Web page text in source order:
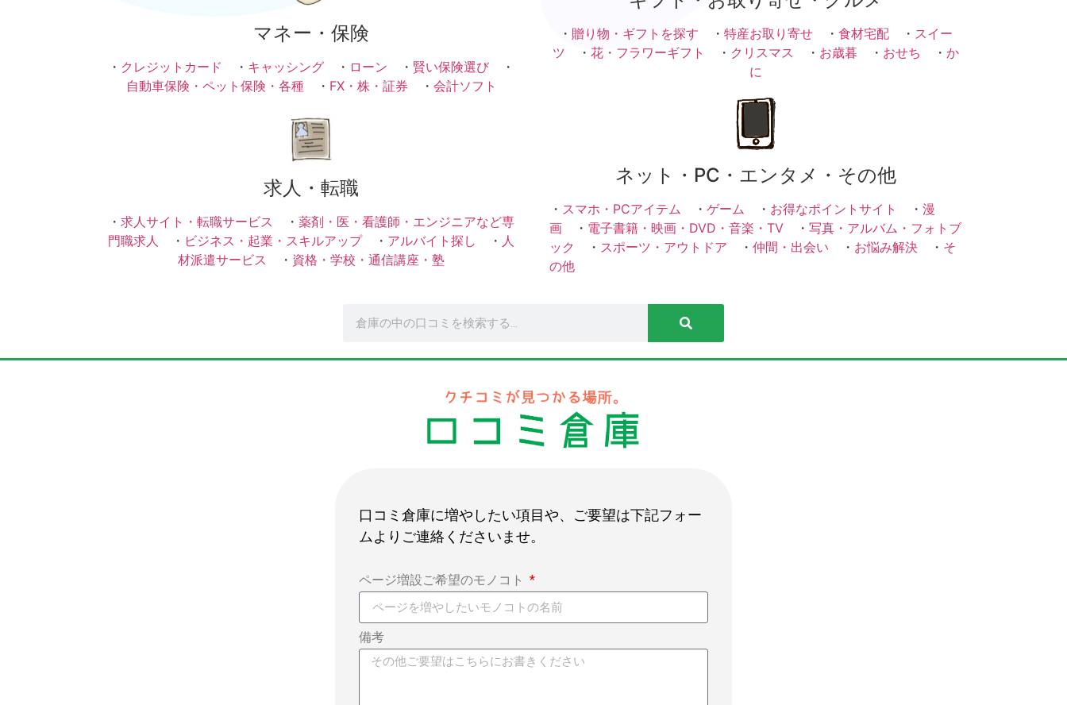
マネー・保険
・ クレジットカード ・ キャッシング ・ ローン ・ 賢い保険選び ・
自動車保険・ペット保険・各種・ FX・株・証券 ・ 会計ソフト
求人・転職
・ 求人サイト・転職サービス ・ 薬剤・医・看護師・エンジニアなど専
門職求人
・ ビジネス・起業・スキルアップ・ アルバイト探し ・ 人
材派遣サービス ・ 資格・学校・通信講座・塾
・ 贈り物・ギフトを探す ・ 特産お取り寄せ ・ 食材宅配 ・ スイー
ツ ・ 花・フラワーギフト ・ クリスマス ・ お歳暮 ・ おせち ・ か
に
ネット・PC・エンタメ・その他
・ スマホ・PCアイテム ・ ゲーム ・ お得なポイントサイト ・ 漫
画 ・ 電子書籍・映画・DVD・音楽・TV ・ 写真・アルバム・フォトブ
ック
・ スポーツ・アウトドア ・ 仲間・出会い ・ お悩み解決 ・ そ
の他
口コミ倉庫に増やしたい項目や、ご要望は下記フォー
ムよりご連絡くださいませ。
ページ増設ご希望のモノコト
備考